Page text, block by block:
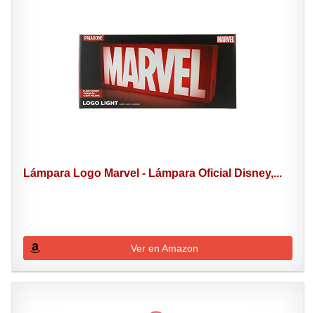
Lámpara Logo Marvel - Lámpara Oficial Disney,...
Ver en Amazon